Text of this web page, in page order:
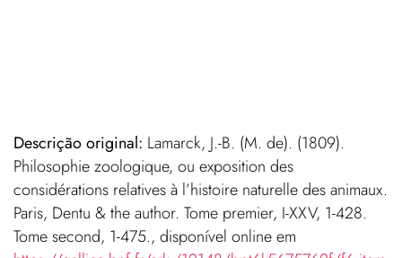
Descrição original: Lamarck, J.-B. (M. de). (1809).
Philosophie zoologique, ou exposition des
considérations relatives à l’histoire naturelle des animaux.
Paris, Dentu & the author. Tome premier, I-XXV, 1-428.
Tome second, 1-475., disponível online em